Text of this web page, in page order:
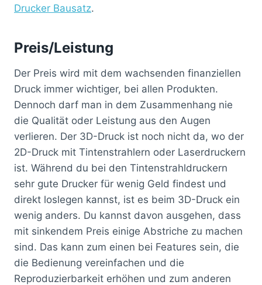
Drucker Bausatz.
Preis/Leistung
Der Preis wird mit dem wachsenden finanziellen
Druck immer wichtiger, bei allen Produkten.
Dennoch darf man in dem Zusammenhang nie
die Qualität oder Leistung aus den Augen
verlieren. Der 3D-Druck ist noch nicht da, wo der
2D-Druck mit Tintenstrahlern oder Laserdruckern
ist. Während du bei den Tintenstrahldruckern
sehr gute Drucker für wenig Geld findest und
direkt loslegen kannst, ist es beim 3D-Druck ein
wenig anders. Du kannst davon ausgehen, dass
mit sinkendem Preis einige Abstriche zu machen
sind. Das kann zum einen bei Features sein, die
die Bedienung vereinfachen und die
Reproduzierbarkeit erhöhen und zum anderen